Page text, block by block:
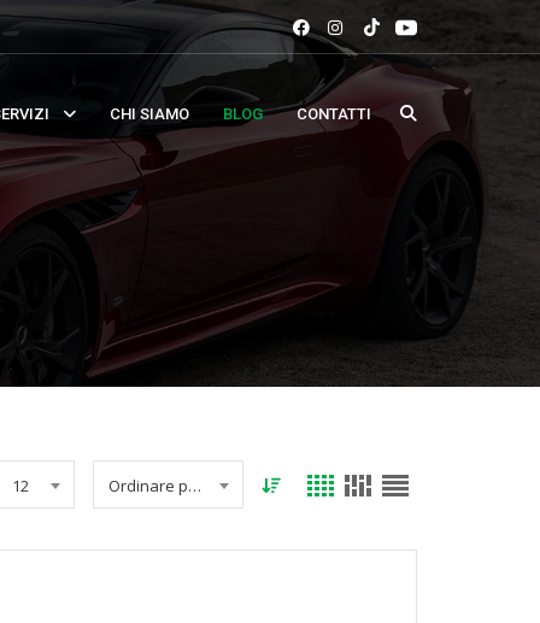
CHI SIAMO BLOG CONTATTI
12 Ordinare per data